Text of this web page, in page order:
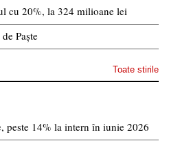
cu 20%, la 324 milioane lei
Paște
Toate stirile
peste 14% la intern în iunie 2026